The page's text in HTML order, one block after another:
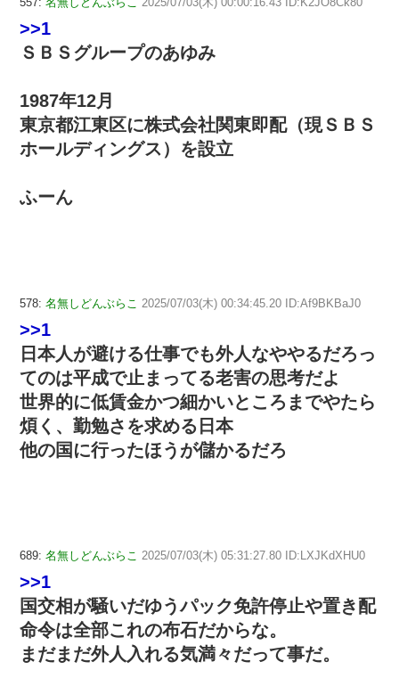
>>1
ＳＢＳグループのあゆみ
1987年12月
東京都江東区に株式会社関東即配（現ＳＢＳ
ホールディングス）を設立
ふーん
578: 名無しどんぶらこ 2025/07/03(木) 00:34:45.20 ID:Af9BKBaJ0
>>1
日本人が避ける仕事でも外人なややるだろっ
てのは平成で止まってる老害の思考だよ
世界的に低賃金かつ細かいところまでやたら
煩く、勤勉さを求める日本
他の国に行ったほうが儲かるだろ
689: 名無しどんぶらこ 2025/07/03(木) 05:31:27.80 ID:LXJKdXHU0
>>1
国交相が騒いだゆうパック免許停止や置き配
命令は全部これの布石だからな。
まだまだ外人入れる気満々だって事だ。